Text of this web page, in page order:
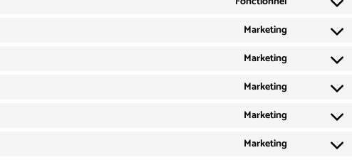
Marketing
Marketing
Marketing
Marketing
Marketing